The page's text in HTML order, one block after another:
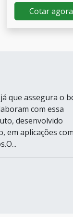
Cotar agora
que assegura o
com essa
desenvolvido
em aplicações